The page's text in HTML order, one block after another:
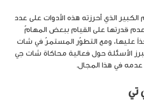
الذي أحرزته هذه الأدوات على عدد
قدرتها على القيام ببعض المهامّ
عليها، ومع التطوّر المستمرّ في شات
الأسئلة حول فعالية محاكاة شات جي
في هذا المجال.
تي